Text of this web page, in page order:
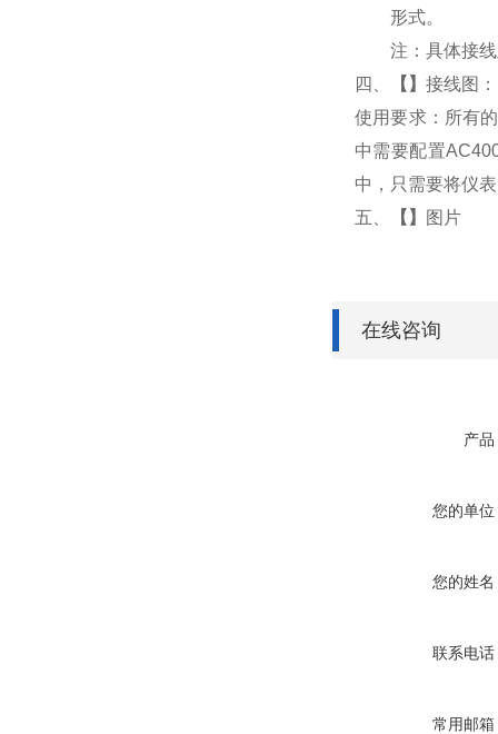
形式。
注：具体接
四、
【 】 接线图
使用要求：所有
中需要配置
中，只需要将仪
五、
【 】 图片
在线咨询
产品
您的单位
您的姓名
联系电话
常用邮箱